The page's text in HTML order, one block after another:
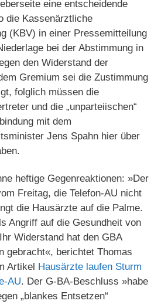
eine entscheidende
die Kassenärztliche
(KBV) in einer Pressemitteilung
bei der Abstimmung in
den Widerstand der
Gremium sei die Zustimmung
folglich müssen die
und die „unparteiischen“
mit dem
Jens Spahn hier über
heftige Gegenreaktionen: »Der
Freitag, die Telefon-AU nicht
die Hausärzte auf die Palme.
Angriff auf die Gesundheit von
Widerstand hat den GBA
gebracht«, berichtet Thomas
Artikel Hausärzte laufen Sturm
AU. Der G-BA-Beschluss »habe
„blankes Entsetzen“